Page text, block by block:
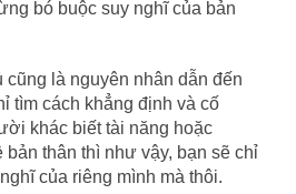
bó buộc suy nghĩ của bản
là nguyên nhân dẫn đến
tìm cách khẳng định và cố
khác biết tài năng hoặc
bản thân thì như vậy, bạn sẽ chỉ
của riêng mình mà thôi.